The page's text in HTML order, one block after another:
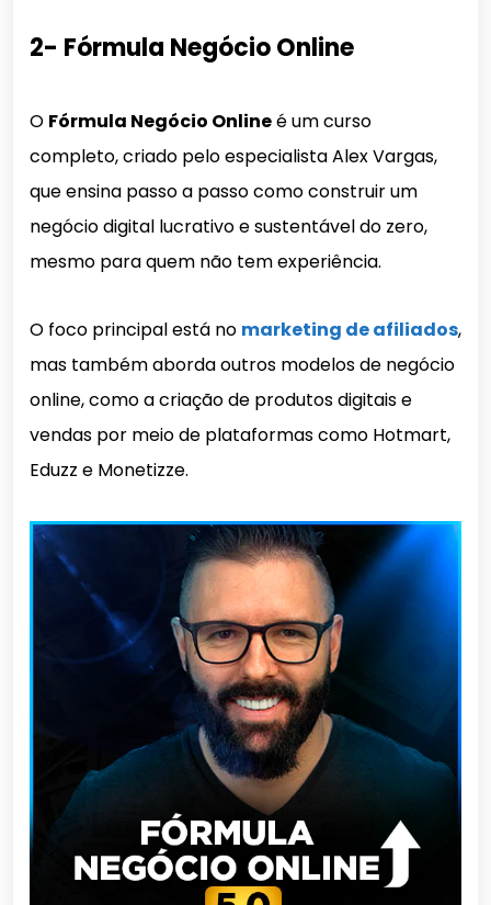
2- Fórmula Negócio Online
O Fórmula Negócio Onlineé um curso
completo, criado pelo especialista Alex Vargas,
que ensina passo a passo como construir um
negócio digital lucrativo e sustentável do zero,
mesmo para quem não tem experiência.
O foco principal está no marketing de afiliados,
mas também aborda outros modelos de negócio
online, como a criação de produtos digitais e
vendas por meio de plataformas como Hotmart,
Eduzz e Monetizze.